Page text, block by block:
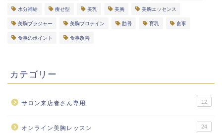
水分補給 痩せ型 美乳 美胸 美胸エッセンス
美胸ブラジャー 美胸プロテイン 肋骨 育乳 食事
食事のポイント 食事改善
カテゴリー
サロン来店者さん専用 12
オンライン美胸レッスン 24